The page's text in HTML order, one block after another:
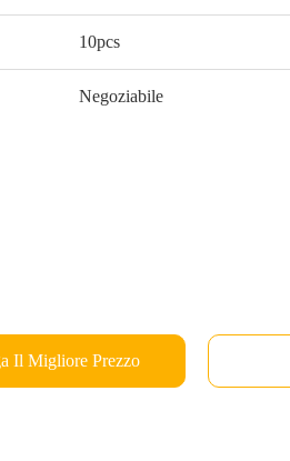
10pcs
Negoziabile
Il Migliore Prezzo